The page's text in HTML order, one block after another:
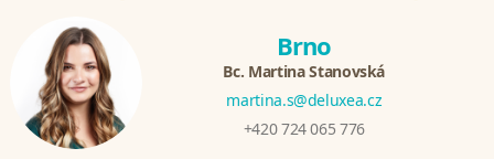
Brno
Bc. Martina Stanovská
martina.s@deluxea.cz
+420 724 065 776